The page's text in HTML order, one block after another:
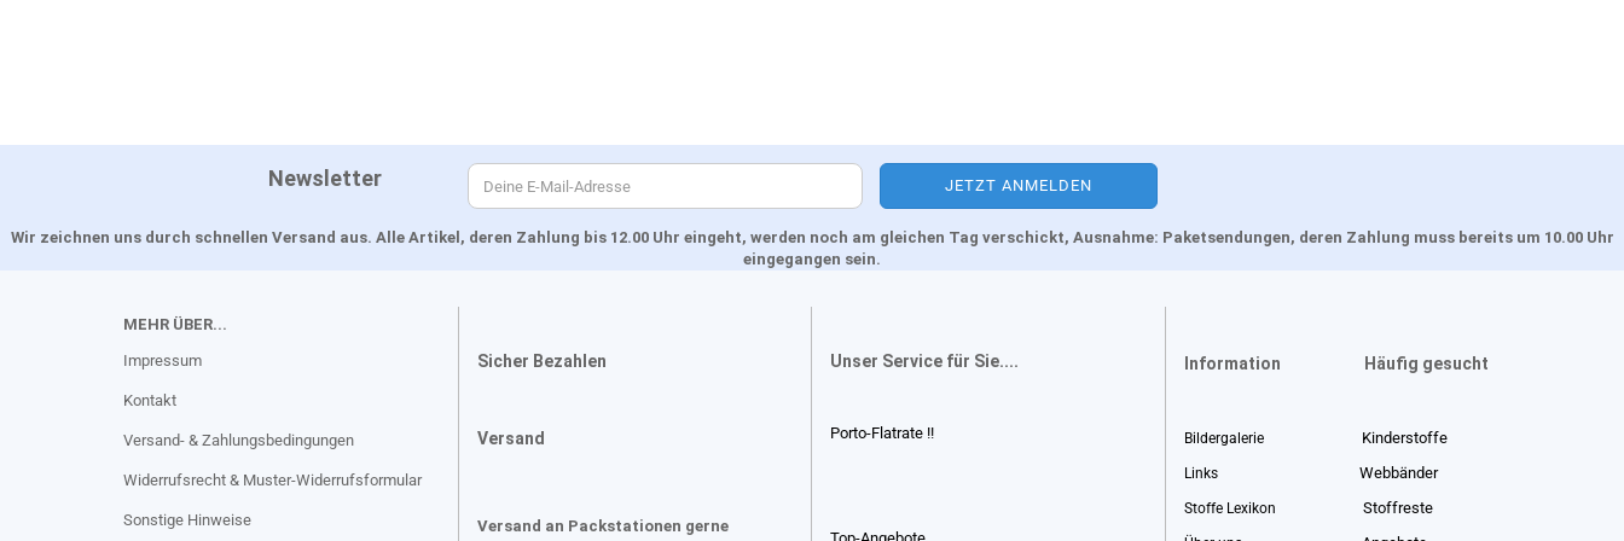
Newsletter
Wir zeichnen uns durch schnellen Versand aus. Alle Artikel, deren Zahlung bis 12.00 Uhr eingeht, werden noch am gleichen Tag verschickt, Ausnahme: Paketsendungen, deren Zahlung muss bereits um 10.00 Uhr
eingegangen sein.
MEHR ÜBER...
Impressum
Kontakt
Versand- & Zahlungsbedingungen
Widerrufsrecht & Muster-Widerrufsformular
Sonstige Hinweise
Sicher Bezahlen
Versand
Versand an Packstationen gerne
Unser Service für Sie....
Porto-Flatrate !!
Information Häufig gesucht
Bildergalerie Kinderstoffe
Links Webbänder
Stoffe Lexikon Stoffreste